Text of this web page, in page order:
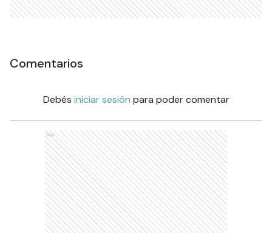
Comentarios
Debés iniciar sesión para poder comentar
Ads